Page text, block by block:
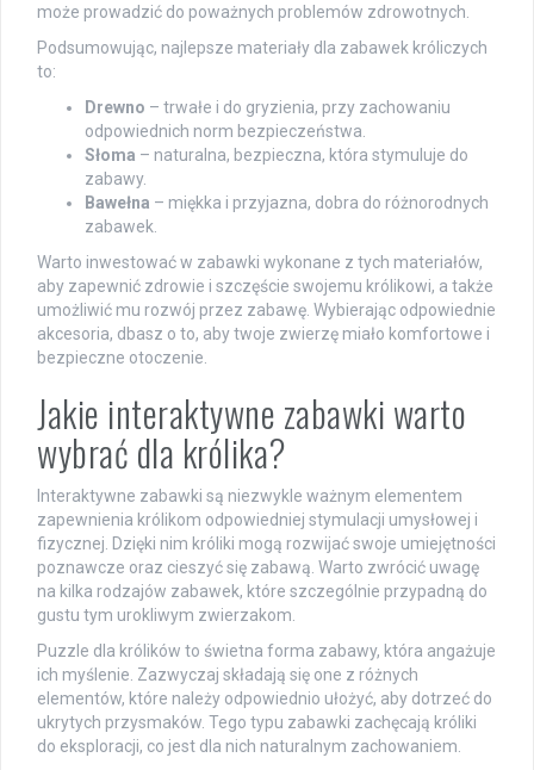
może prowadzić do poważnych problemów zdrowotnych.
Podsumowując, najlepsze materiały dla zabawek króliczych
to:
Drewno – trwałe i do gryzienia, przy zachowaniu
odpowiednich norm bezpieczeństwa.
Słoma – naturalna, bezpieczna, która stymuluje do
zabawy.
Bawełna – miękka i przyjazna, dobra do różnorodnych
zabawek.
Warto inwestować w zabawki wykonane z tych materiałów,
aby zapewnić zdrowie i szczęście swojemu królikowi, a także
umożliwić mu rozwój przez zabawę. Wybierając odpowiednie
akcesoria, dbasz o to, aby twoje zwierzę miało komfortowe i
bezpieczne otoczenie.
Jakie interaktywne zabawki warto
wybrać dla królika?
Interaktywne zabawki są niezwykle ważnym elementem
zapewnienia królikom odpowiedniej stymulacji umysłowej i
fizycznej. Dzięki nim króliki mogą rozwijać swoje umiejętności
poznawcze oraz cieszyć się zabawą. Warto zwrócić uwagę
na kilka rodzajów zabawek, które szczególnie przypadną do
gustu tym urokliwym zwierzakom.
Puzzle dla królików to świetna forma zabawy, która angażuje
ich myślenie. Zazwyczaj składają się one z różnych
elementów, które należy odpowiednio ułożyć, aby dotrzeć do
ukrytych przysmaków. Tego typu zabawki zachęcają króliki
do eksploracji, co jest dla nich naturalnym zachowaniem.